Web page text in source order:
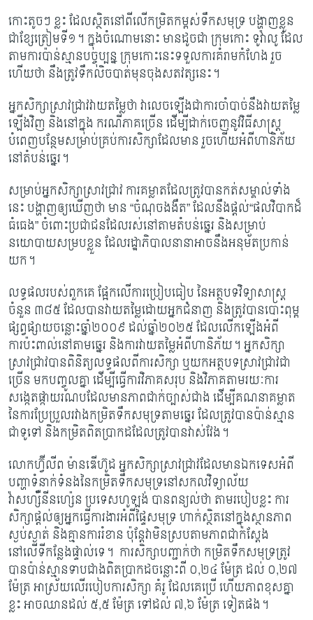
កោះតូចៗ ខ្លះ ដែលស្ថិតនៅពីលើកម្រិតកម្ពស់ទឹកសមុទ្រ បង្ហាញខ្លួន
ជាខ្សែត្រៀមទី១។ ក្នុង​ចំណោមនោះ មានដូចជា ក្រុមកោះ ទូវ៉ាលូ ដែល
តាមការប៉ាន់ស្មានបច្ចុប្បន្ន ក្រុមកោះនេះ​ទទួល​ការគំរាមកំហែង រួច
ហើយថា នឹងត្រូវទឹកលិចបាត់មុនចុងសតវត្សនេះ។
អ្នកសិក្សាស្រាវជ្រាវវាយតម្លៃថា វាលេចឡើង​ជាការចាំបាច់​នឹងវាយតម្លៃ
ឡើងវិញ និងនៅក្នុង ករណីភាគច្រើន ដើម្បីដាក់ចេញនូវ​វិធីសាស្រ្ត
បំពេញបន្ថែមសម្រាប់គ្រប់ការសិក្សាដែលមាន រួច​ហើយ​អំពីហានិភ័យ
នៅតំបន់ឆ្នេរ។
សម្រាប់អ្នកសិក្សាស្រាវជ្រាវ ការគម្លាតដែលត្រូវបានកត់សម្គាល់ទាំង
នេះ បង្ហាញឲ្យឃើញថា មាន “ចំណុចងងឹត” ដែលនឹងផ្តល់“ផលវិបាកដ៏
ធំធេង” ចំពោះប្រជាជនដែលរស់នៅតាម​តំបន់​ឆ្នេរ និងសម្រាប់
នយោបាយសម្របខ្លួន ដែលរដ្ឋាភិបាលនានាអាចនឹងអនុម័ត​ប្រកាន់​​
យក។
លទ្ធផលរបស់ពួកគេ ផ្អែកលើការប្រៀបធៀប នៃអត្ថបទវិទ្យាសាស្ត្រ
ចំនួន ៣៨៥ ដែល​បាន​វាយ​តម្លៃដោយអ្នកជំនាញ និងត្រូវបានបោះពុម្ព
ផ្សព្វផ្សាយចន្លោះឆ្នាំ២០០៩ ដល់ឆ្នាំ២០២៥ ដែល​លើកឡើងអំពី
ការប៉ះពាល់នៅតាមឆ្នេរ និងការវាយតម្លៃអំពីហានិភ័យ។ អ្នកសិក្សា​
ស្រាវជ្រាវ​បានពិនិត្យលទ្ធផលពីការសិក្សា ឬយកអត្ថបទស្រាវជ្រាវជា
ច្រើន មកបញ្ចូលគ្នា ដើម្បី​​​ធ្វើ​ការ​វិភាគសរុប និងវិភាគតាមរយៈការ
សង្កេតផ្កាយរណបដែលមាន​ភាពជាក់ច្បាស់​ជាង ដើម្បី​គណនា​គម្លាត
នៃការប្រែប្រួលរវាងកម្រិតទឹកសមុទ្រតាមឆ្នេរ ដែលត្រូវបានប៉ាន់​ស្មាន​
ជាទូទៅ និង​កម្រិតពិតប្រាកដដែលត្រូវបានវាស់វែង។
លោកហ្វ៊ីលីព ម៉ានឌើហ៊ូដ អ្នកសិក្សាស្រាវជ្រាវ​ដែលមានឯកទេសអំពី
បញ្ហាទំនាក់ទំនង​នៃ​កម្រិតទឹកសមុទ្រនៅសកលវិទ្យាល័យ
វ៉ាសហ្ស៉ឺនីនហ្ស៉េន ប្រទេសហូឡង់ បានពន្យល់ថា តាម​​របៀបខ្លះ ការ
សិក្សាផ្តល់ឲ្យអ្នកធ្វើការងារអំពីផ្ទៃសមុទ្រ ហាក់ស្ថិតនៅក្នុងស្ថានភាព​
ស្ងប់ស្ងាត់ និងគ្មានការរំខាន ប៉ុន្តែវាមិនស្របតាមភាពជាក់ស្តែង
នៅលើទីកន្លែងផ្ទាល់ទេ។ ការ​សិក្សាបញ្ជាក់ថា កម្រិតទឹកសមុទ្រត្រូវ
បានប៉ាន់ស្មានទាប​ជាងពិត​ប្រាកដ​ចន្លោះពី ០,២៤ ម៉ែត្រ ដល់ ០,២៧
ម៉ែត្រ អាស្រ័យលើរបៀបការសិក្សា គំរូ ដែល​គេ​ប្រើ ហើយភាពខុសគ្នា
ខ្លះ អាចឈានដល់ ៥,៥ ម៉ែត្រ ទៅដល់ ៧,៦ ម៉ែត្រ ទៀតផង។